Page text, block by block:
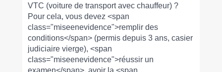
VTC (voiture de transport avec chauffeur) ?
Pour cela, vous devez <span
class="miseenevidence">remplir des
conditions</span> (permis depuis 3 ans, casier
judiciaire vierge), <span
class="miseenevidence">réussir un